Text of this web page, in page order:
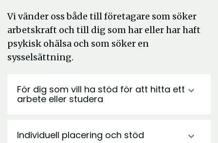
Vi vänder oss både till företagare som söker
arbetskraft och till dig som har eller har haft
psykisk ohälsa och som söker en
sysselsättning.
För dig som vill ha stöd för att hitta ett
arbete eller studera
expand_more
Individuell placering och stöd expand_more